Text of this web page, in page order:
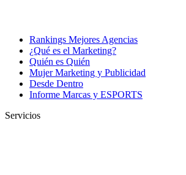
Rankings Mejores Agencias
¿Qué es el Marketing?
Quién es Quién
Mujer Marketing y Publicidad
Desde Dentro
Informe Marcas y ESPORTS
Servicios